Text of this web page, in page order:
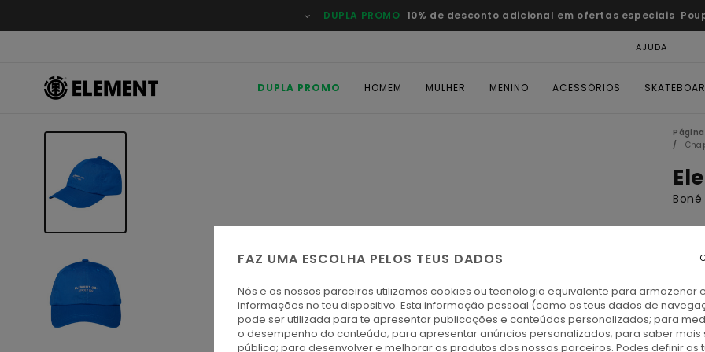
a
DUPLA PROMO 10% de desconto adicional em ofertas especiais
AJUDA
DUPLA PROMO HOMEM MULHER MENINO ACESSÓRIOS
€
Cor
FAZ UMA ESCOLHA PELOS TEUS DADOS
Nós e os nossos parceiros utilizamos cookies ou tecnologia equivalente para armazenar
informações no teu dispositivo. Esta informação pessoal (como os teus dados de
pode ser utilizada para te apresentar publicações e conteúdos personalizados; para
o desempenho do conteúdo; para apresentar anúncios personalizados; para saber mais
público; para desenvolver e melhorar os produtos dos nossos parceiros. Podes definir as